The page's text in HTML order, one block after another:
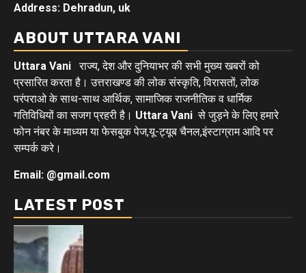
Address: Dehradun, uk
ABOUT UTTARA VANI
Uttara Vani राज्य, देश और दुनियाभर की सभी मुख्य खबरों को
प्रसारित करता है। उत्तराखण्ड की लोक संस्कृति, विरासतों, लोक
परंपराओ के साथ-साथ आर्थिक, सामाजिक राजनीतिक व धार्मिक
गतिविधियों का सजग प्रहरी है। Uttara Vani से जुड़ने के लिए हमारे
फोन नंबर के माध्यम या फेसबुक पेज,यू-ट्यूब चैनल,इंस्टाग्राम आदि पर
सम्पर्क करे।
Email: @gmail.com
LATEST POST